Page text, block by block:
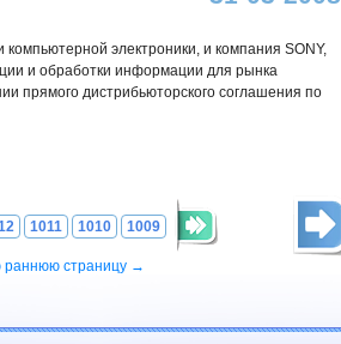
электроники, и компания SONY,
и обработки информации для рынка
прямого дистрибьюторского соглашения по
1011 1010 1009
раннюю страницу →